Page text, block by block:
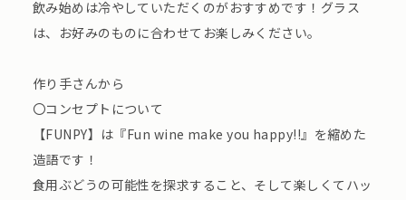
飲み始めは冷やしていただくのがおすすめです！グラス
は、お好みのものに合わせてお楽しみください。
作り手さんから
〇コンセプトについて
【FUNPY】は『Fun wine make you happy!!』を縮めた
造語です！
食用ぶどうの可能性を探求すること、そして楽しくてハッ